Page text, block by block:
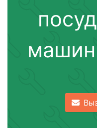
машин